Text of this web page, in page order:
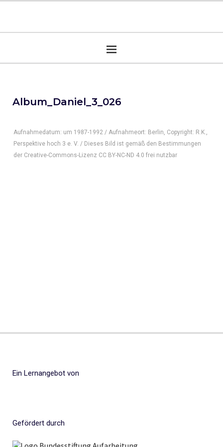
Album_Daniel_3_026
Aufnahmedatum: um 1987-1992 / Aufnahmeort: Berlin, Copyright: R.K.,
Perspektive hoch 3 e. V. / Dieses Bild ist gemäß den Bestimmungen
der Creative-Commons-Lizenz CC BY-NC-ND 4.0 frei nutzbar
Ein Lernangebot von
Gefördert durch